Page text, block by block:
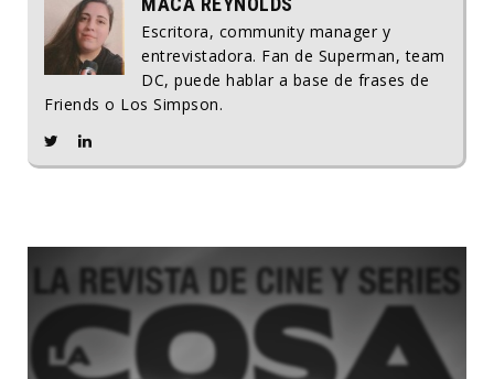
Escritora, community manager y
entrevistadora. Fan de Superman, team
DC, puede hablar a base de frases de
Friends o Los Simpson.